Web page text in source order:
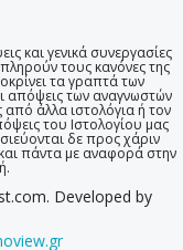
και γενικά συνεργασίες
τους κανόνες της
τα γραπτά των
απόψεις των αναγνωστών
από άλλα ιστολόγια ή τον
του Ιστολογίου μας
δε προς χάριν
πάντα με αναφορά στην
Developed by